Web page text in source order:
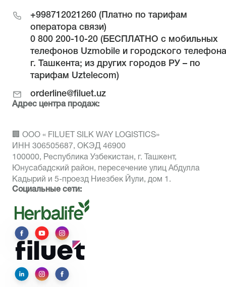
+998712021260 (Платно по тарифам
оператора связи)
0 800 200-10-20 (БЕСПЛАТНО с мобильных
телефонов Uzmobile и городского телефона
г. Ташкента; из других городов РУ – по
тарифам Uztelecom)
orderline@filuet.uz
Адрес центра продаж:
🏢 ООО « FILUET SILK WAY LOGISTICS»
ИНН 306505687, ОКЭД 46900
100000, Республика Узбекистан, г. Ташкент,
Юнусабадский район, пересечение улиц Абдулла
Кадырий и 5-проезд Ниезбек Йули, дом 1.
Социальные сети: